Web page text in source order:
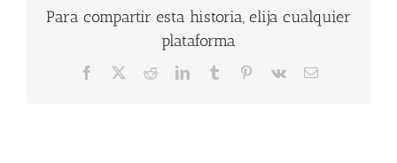
Para compartir esta historia, elija cualquier
plataforma
Facebook RedditLinkedInTumblr Pinterest
Vk
Correo